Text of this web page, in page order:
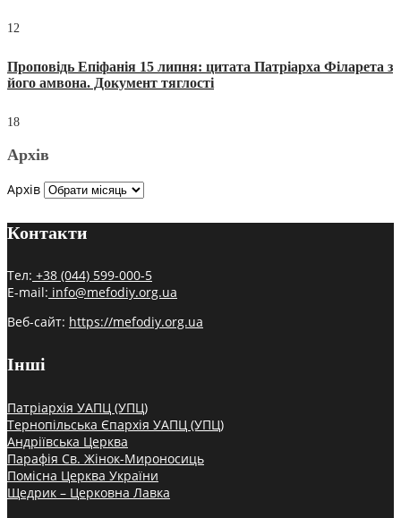
12
Проповідь Епіфанія 15 липня: цитата Патріарха Філарета з
його амвона. Документ тяглості
18
Архів
Архів
Контакти
Тел: +38 (044) 599-000-5
E-mail: info@mefodiy.org.ua
Веб-сайт: https://mefodiy.org.ua
Інші
Патріархія УАПЦ (УПЦ)
Тернопільська Єпархія УАПЦ (УПЦ)
Андріївська Церква
Парафія Св. Жінок-Мироносиць
Помісна Церква України
Щедрик – Церковна Лавка